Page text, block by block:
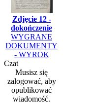
Zdjęcie 12 -
dokończenie
WYGRANE
DOKUMENTY
- WYROK
Czat
Musisz się
zalogować, aby
opublikować
wiadomość.